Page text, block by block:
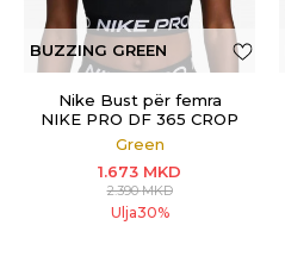
BUZZING GREEN
Nike Bust për femra
NIKE PRO DF 365 CROP
TANK
Green
1.673 MKD
2.390MKD
Ulja30%